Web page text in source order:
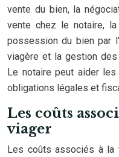
vente du bien, la
vente chez le notaire,
possession du bien par
viagère et la gestion
Le notaire peut aider
obligations légales et
Les coûts
viager
Les coûts associés à la